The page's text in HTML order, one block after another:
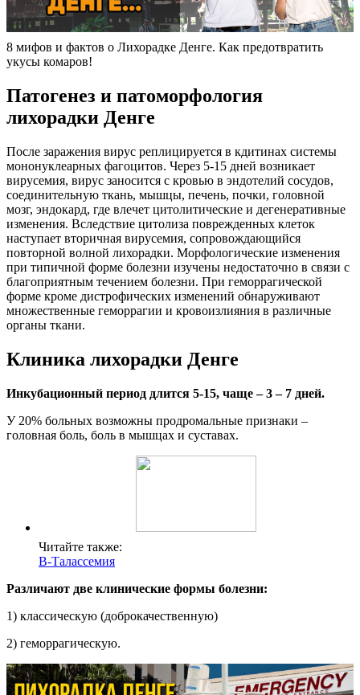
8 мифов и фактов о Лихорадке Денге. Как предотвратить
укусы комаров!
Патогенез и патоморфология
лихорадки Денге
После заражения вирус реплицируется в кдитинах системы
мононуклеарных фагоцитов. Через 5-15 дней возникает
вирусемия, вирус заносится с кровью в эндотелий сосудов,
соединительную ткань, мышцы, печень, почки, головной
мозг, эндокард, где влечет цитолитические и дегенеративные
изменения. Вследствие цитолиза поврежденных клеток
наступает вторичная вирусемия, сопровождающийся
повторной волной лихорадки. Морфологические изменения
при типичной форме болезни изучены недостаточно в связи с
благоприятным течением болезни. При геморрагической
форме кроме дистрофических изменений обнаруживают
множественные геморрагии и кровоизлияния в различные
органы ткани.
Клиника лихорадки Денге
Инкубационный период длится 5-15, чаще – 3 – 7 дней.
У 20% больных возможны продромальные признаки –
головная боль, боль в мышцах и суставах.
Читайте также:
В-Талассемия
Различают две клинические формы болезни:
1) классическую (доброкачественную)
2) геморрагическую.